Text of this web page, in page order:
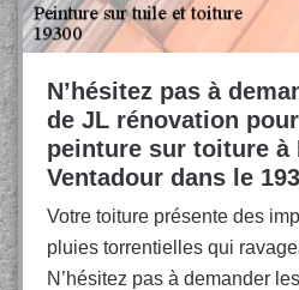
N’hésitez pas à
de JL rénovation
peinture sur toiture à
Ventadour dans le
Votre toiture présente des
pluies torrentielles qui
N’hésitez pas à demander